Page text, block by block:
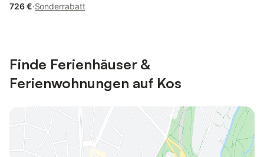
726 €·Sonderrabatt
Finde Ferienhäuser &
Ferienwohnungen auf Kos